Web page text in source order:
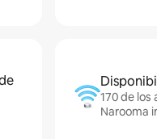
170 de los
Narooma